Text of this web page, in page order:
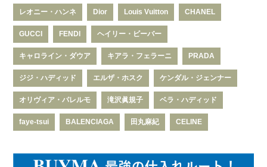
レオニー・ハンネ Dior Louis Vuitton CHANEL
GUCCI FENDI ヘイリー・ビーバー
キャロライン・ダウア キアラ・フェラーニ PRADA
ジジ・ハディッド エルザ・ホスク ケンダル・ジェンナー
オリヴィア・パレルモ 滝沢眞規子 ベラ・ハディッド
faye-tsui BALENCIAGA 田丸麻紀 CELINE